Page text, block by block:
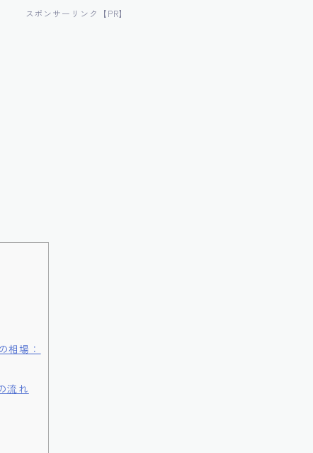
スポンサーリンク【PR】
相場：
流れ